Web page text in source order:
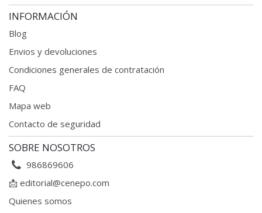
INFORMACIÓN
Blog
Envios y devoluciones
Condiciones generales de contratación
FAQ
Mapa web
Contacto de seguridad
SOBRE NOSOTROS
986869606
📩 editorial@cenepo.com
Quienes somos